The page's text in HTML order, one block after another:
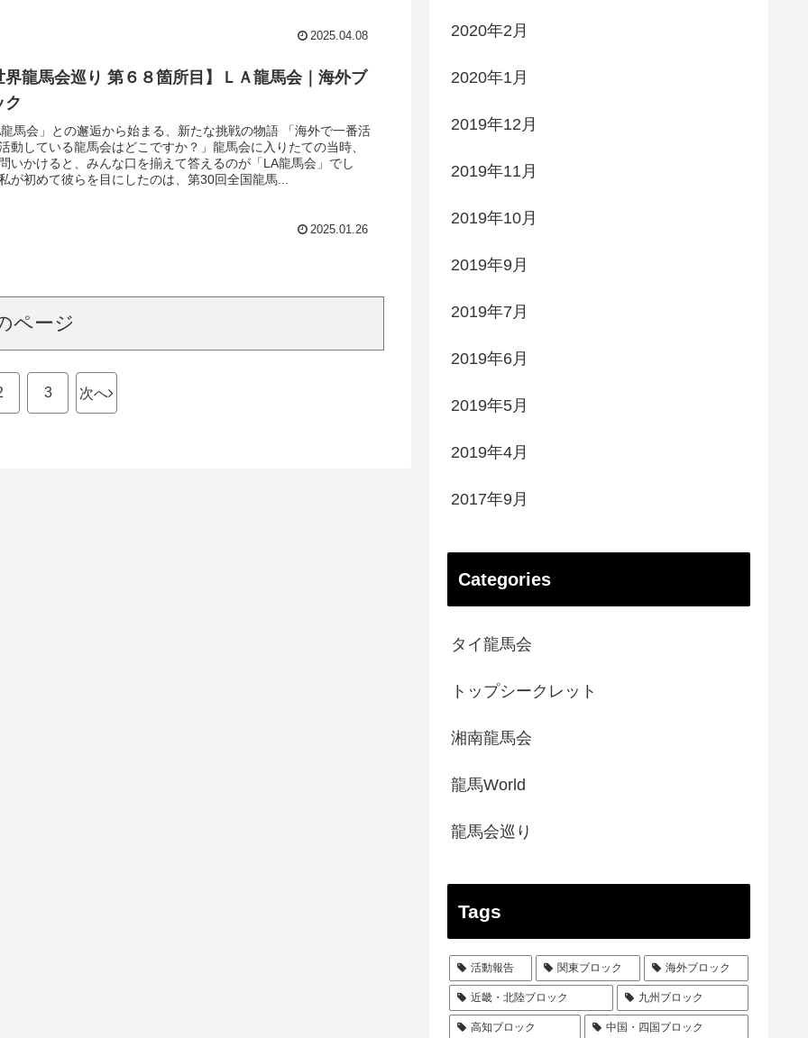
2025.04.08
界龍馬会巡り 第６８箇所目】ＬＡ龍馬会｜海外ブ
ク
馬会」との邂逅から始まる、新たな挑戦の物語 「海外で一番活
動している龍馬会はどこですか？」龍馬会に入りたての当時、
いかけると、みんな口を揃えて答えるのが「LA龍馬会」でし
が初めて彼らを目にしたのは、第30回全国龍馬...
2025.01.26
ページ
3 次へ
2020年2月
2020年1月
2019年12月
2019年11月
2019年10月
2019年9月
2019年7月
2019年6月
2019年5月
2019年4月
2017年9月
Categories
タイ龍馬会
トップシークレット
湘南龍馬会
龍馬World
龍馬会巡り
Tags
活動報告 関東ブロック 海外ブロック
近畿・北陸ブロック 九州ブロック
高知ブロック 中国・四国ブロック